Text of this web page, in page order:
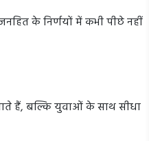
के निर्णयों में कभी पीछे नहीं
हैं, बल्कि युवाओं के साथ सीधा